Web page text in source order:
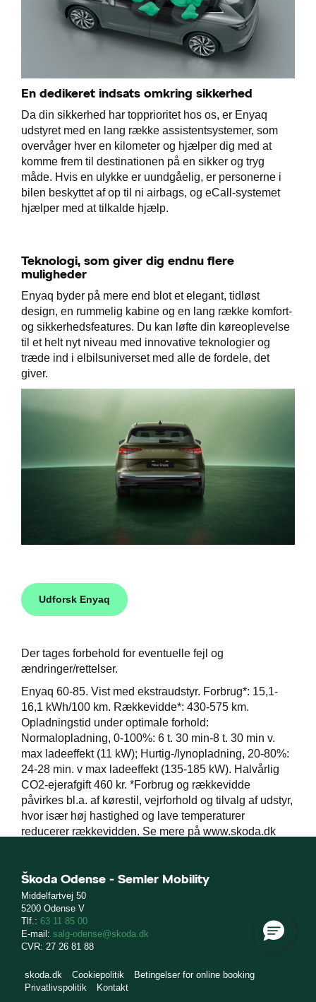
En dedikeret indsats omkring sikkerhed
Da din sikkerhed har topprioritet hos os, er Enyaq
udstyret med en lang række assistentsystemer, som
overvåger hver en kilometer og hjælper dig med at
komme frem til destinationen på en sikker og tryg
måde. Hvis en ulykke er uundgåelig, er personerne i
bilen beskyttet af op til ni airbags, og eCall-systemet
hjælper med at tilkalde hjælp.
Teknologi, som giver dig endnu flere
muligheder
Enyaq byder på mere end blot et elegant, tidløst
design, en rummelig kabine og en lang række komfort-
og sikkerhedsfeatures. Du kan løfte din køreoplevelse
til et helt nyt niveau med innovative teknologier og
træde ind i elbilsuniverset med alle de fordele, det
giver.
Udforsk Enyaq
Der tages forbehold for eventuelle fejl og
ændringer/rettelser.
Enyaq 60-85. Vist med ekstraudstyr. Forbrug*: 15,1-
16,1 kWh/100 km. Rækkevidde*: 430-575 km.
Opladningstid under optimale forhold:
Normalopladning, 0-100%: 6 t. 30 min-8 t. 30 min v.
max ladeeffekt (11 kW); Hurtig-/lynopladning, 20-80%:
24-28 min. v max ladeeffekt (135-185 kW). Halvårlig
CO2-ejerafgift 460 kr. *Forbrug og rækkevidde
påvirkes bl.a. af kørestil, vejrforhold og tilvalg af udstyr,
hvor især høj hastighed og lave temperaturer
reducerer rækkevidden. Se mere på www.skoda.dk
Škoda Odense - Semler Mobility
Middelfartvej 50
5200 Odense V
Tlf.: 63 11 85 00
E-mail: salg-odense@skoda.dk
CVR: 27 26 81 88
skoda.dk Cookiepolitik
Betingelser for online booking
Privatlivspolitik
Kontakt